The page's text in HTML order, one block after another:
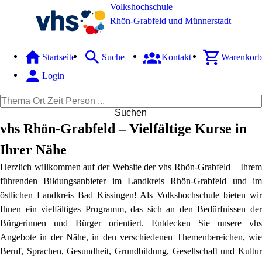
Volkshochschule
Rhön-Grabfeld und Münnerstadt
Startseite Suche Kontakt
Warenkorb
Login
Suchen
vhs Rhön-Grabfeld – Vielfältige Kurse in
Ihrer Nähe
Herzlich willkommen auf der Website der vhs Rhön-Grabfeld – Ihrem
führenden Bildungsanbieter im Landkreis Rhön-Grabfeld und im
östlichen Landkreis Bad Kissingen! Als Volkshochschule bieten wir
Ihnen ein vielfältiges Programm, das sich an den Bedürfnissen der
Bürgerinnen und Bürger orientiert. Entdecken Sie unsere vhs
Angebote in der Nähe, in den verschiedenen Themenbereichen, wie
Beruf, Sprachen, Gesundheit, Grundbildung, Gesellschaft und Kultur